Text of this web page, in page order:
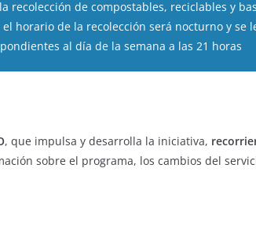
recolección de compostables, reciclables y
horario de la recolección será nocturno y se
al día de la semana a las 21 horas
, que impulsa y desarrolla la iniciativa,
sobre el programa, los cambios del